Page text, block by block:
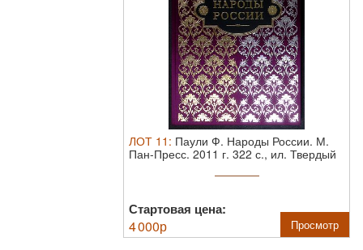
ЛОТ 11 : Паули Ф. Народы России. М.
Пан-Пресс. 2011 г. 322 с., ил. Твердый
Стартовая цена:
4 000р Просмотр